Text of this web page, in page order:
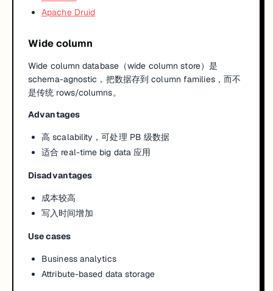
Apache Druid
Wide column
Wide column database（wide column store）是
schema-agnostic，把数据存到 column families，而不
是传统 rows/columns。
Advantages
高 scalability，可处理 PB 级数据
适合 real-time big data 应用
Disadvantages
成本较高
写入时间增加
Use cases
Business analytics
Attribute-based data storage